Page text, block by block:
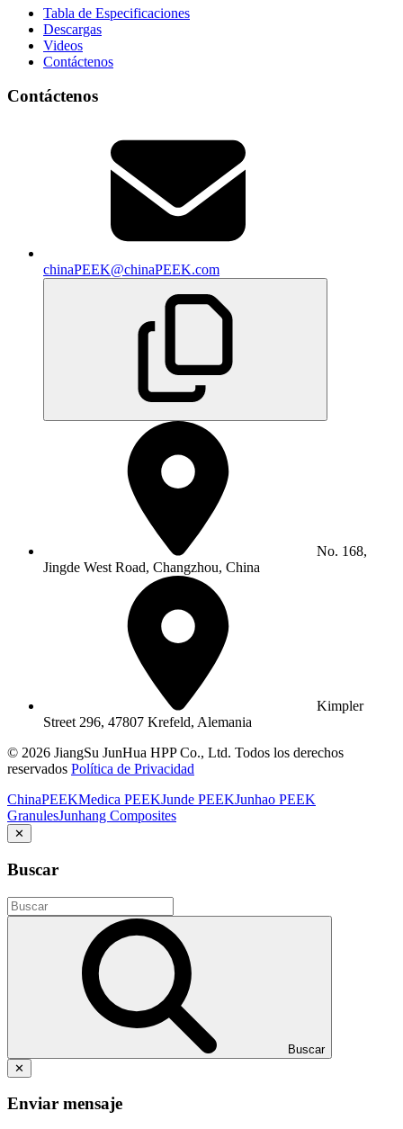
Tabla de Especificaciones
Descargas
Videos
Contáctenos
Contáctenos
chinaPEEK@chinaPEEK.com
No. 168,
Jingde West Road, Changzhou, China
Kimpler
Street 296, 47807 Krefeld, Alemania
© 2026 JiangSu JunHua HPP Co., Ltd. Todos los derechos
reservados Política de Privacidad
ChinaPEEKMedica PEEKJunde PEEKJunhao PEEK
GranulesJunhang Composites
✕
Buscar
Buscar
✕
Enviar mensaje